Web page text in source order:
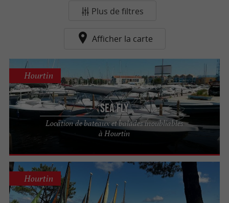
Plus de filtres
Afficher la carte
Sea Fly
Location de bateaux et balades inoubliables
à Hourtin
Hourtin
Hourtin